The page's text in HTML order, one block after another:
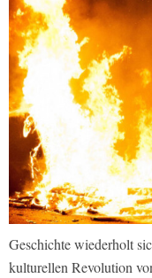
Geschichte wiederholt
kulturellen Revolution